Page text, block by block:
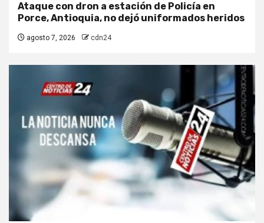
Ataque con dron a estación de Policía en
Porce, Antioquia, no dejó uniformados heridos
agosto 7, 2026 cdn24